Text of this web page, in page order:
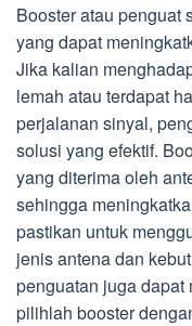
Booster atau penguat
yang dapat
Jika kalian
lemah atau terdapat
perjalanan sinyal,
solusi yang efektif.
yang diterima oleh
sehingga
pastikan untuk
jenis antena dan
penguatan juga
pilihlah booster